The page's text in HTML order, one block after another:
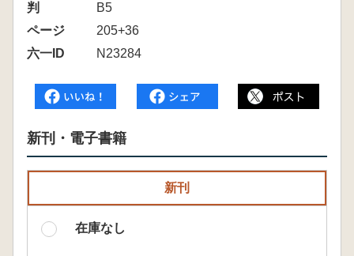
判
B5
ページ
205+36
六一ID
N23284
新刊・電子書籍
新刊
在庫なし